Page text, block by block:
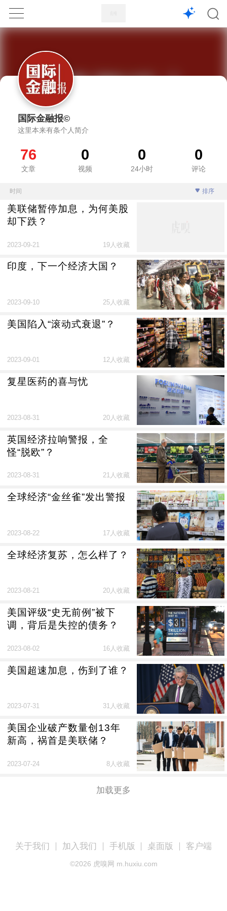
1X
国际金融报©
这里本来有条个人简介
76
文章
0
视频
0
24小时
0
评论
时间 排序
美联储暂停加息，为何美股
却下跌？
2023-09-21 19人收藏
印度，下一个经济大国？
2023-09-10 25人收藏
美国陷入“滚动式衰退”？
2023-09-01 12人收藏
复星医药的喜与忧
2023-08-31 20人收藏
英国经济拉响警报，全
怪“脱欧”？
2023-08-31 21人收藏
全球经济“金丝雀”发出警报
2023-08-22 17人收藏
全球经济复苏，怎么样了？
2023-08-21 20人收藏
美国评级“史无前例”被下
调，背后是失控的债务？
2023-08-02 16人收藏
美国超速加息，伤到了谁？
2023-07-31 31人收藏
美国企业破产数量创13年
新高，祸首是美联储？
2023-07-24 8人收藏
加载更多
关于我们 加入我们 手机版 桌面版 客户端
©2026 虎嗅网 m.huxiu.com